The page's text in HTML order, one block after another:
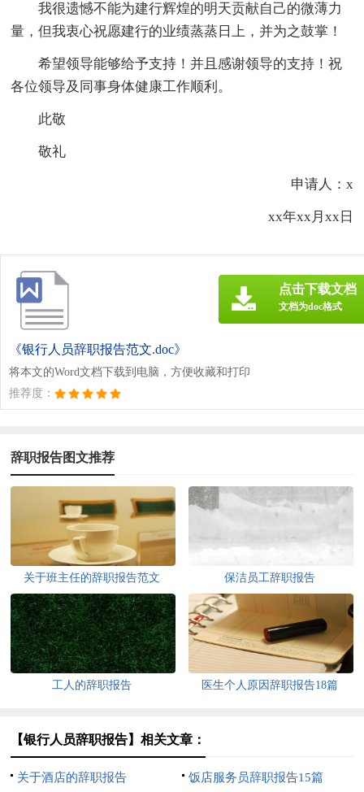
我很遗憾不能为建行辉煌的明天贡献自己的微薄力
量，但我衷心祝愿建行的业绩蒸蒸日上，并为之鼓掌！
希望领导能够给予支持！并且感谢领导的支持！祝
各位领导及同事身体健康工作顺利。
此敬
敬礼
申请人：x
xx年xx月xx日
《银行人员辞职报告范文.doc》
将本文的Word文档下载到电脑，方便收藏和打印
推荐度：
点击下载文档
文档为doc格式
辞职报告图文推荐
关于班主任的辞职报告范文 保洁员工辞职报告
工人的辞职报告 医生个人原因辞职报告18篇
【银行人员辞职报告】相关文章：
关于酒店的辞职报告 饭店服务员辞职报告15篇